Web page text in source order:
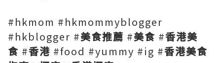
#hkmom #hkmommyblogger
#hkblogger #美食推薦 #美食 #香港美
食 #香港 #food #yummy #ig #香港美食